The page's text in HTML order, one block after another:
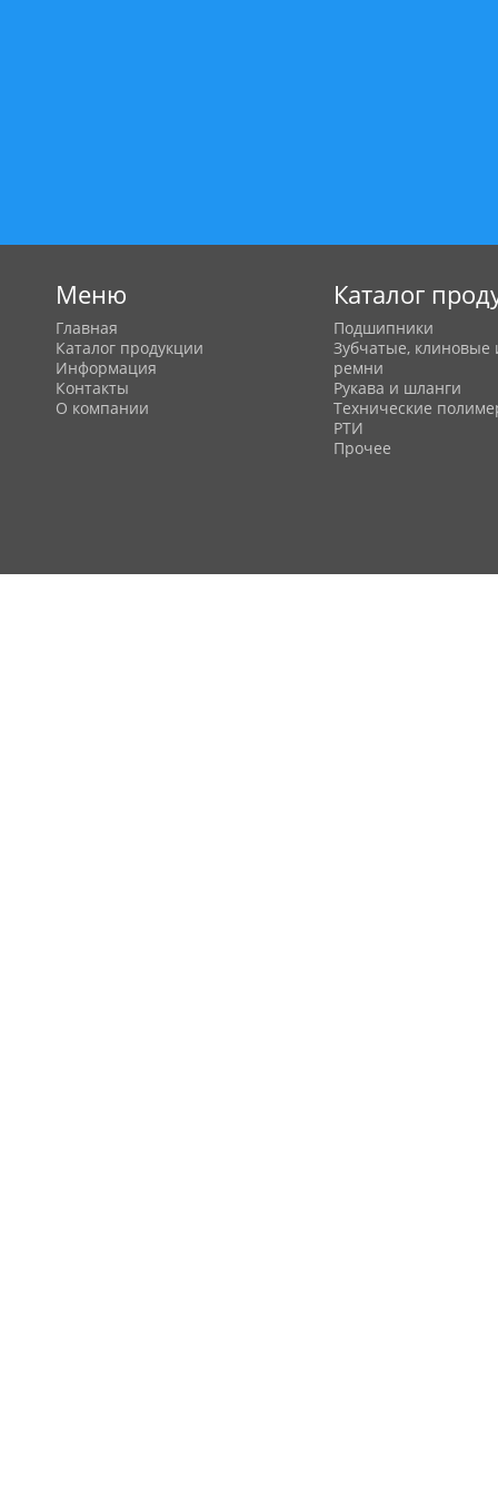
Меню
Главная
Каталог продукции
Информация
Контакты
О компании
Каталог
Подшипники
Зубчатые, клиновые
ремни
Рукава и шланги
Технические
РТИ
Прочее